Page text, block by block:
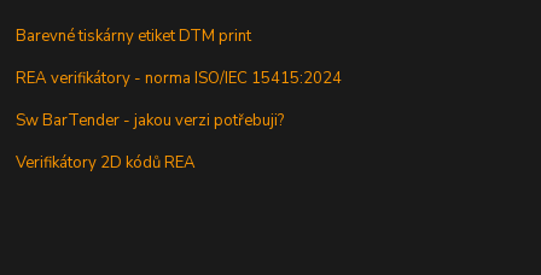
Barevné tiskárny etiket DTM print
REA verifikátory - norma ISO/IEC 15415:2024
Sw BarTender - jakou verzi potřebuji?
Verifikátory 2D kódů REA